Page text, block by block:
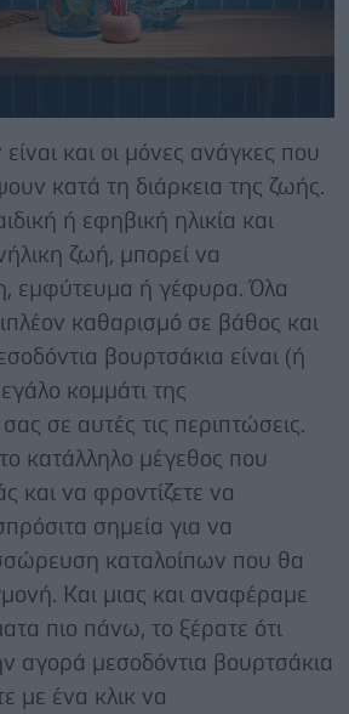
και οι μόνες ανάγκες που
κατά τη διάρκεια της ζωής.
ή εφηβική ηλικία και
ζωή, μπορεί να
εμφύτευμα ή γέφυρα. Όλα
καθαρισμό σε βάθος και
βουρτσάκια είναι (ή
κομμάτι της
σε αυτές τις περιπτώσεις.
το κατάλληλο μέγεθος που
και να φροντίζετε να
σημεία για να
καταλοίπων που θα
Και μιας και αναφέραμε
πιο πάνω, το ξέρατε ότι
αγορά μεσοδόντια βουρτσάκια
με ένα κλικ να